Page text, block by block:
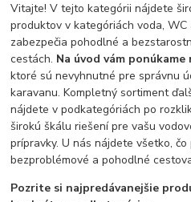
Vitajte! V tejto kategórii nájdete
produktov v kategóriách voda, WC
zabezpečia pohodlné a
cestách. Na úvod vám
ktoré sú nevyhnutné pre správnu
karavanu. Kompletný sortiment
nájdete v podkategóriách po
širokú škálu riešení pre vašu
prípravky. U nás nájdete všetko,
bezproblémové a pohodlné
Pozrite si najpredávanejšie